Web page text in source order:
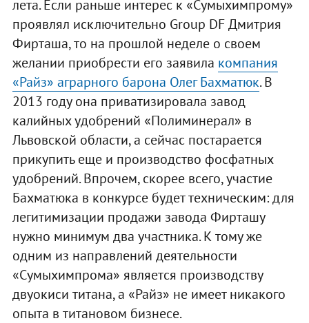
лета. Если раньше интерес к «Сумыхимпрому»
проявлял исключительно Group DF Дмитрия
Фирташа, то на прошлой неделе о своем
желании приобрести его заявила компания
«Райз» аграрного барона Олег Бахматюк. В
2013 году она приватизировала завод
калийных удобрений «Полиминерал» в
Львовской области, а сейчас постарается
прикупить еще и производство фосфатных
удобрений. Впрочем, скорее всего, участие
Бахматюка в конкурсе будет техническим: для
легитимизации продажи завода Фирташу
нужно минимум два участника. К тому же
одним из направлений деятельности
«Сумыхимпрома» является производству
двуокиси титана, а «Райз» не имеет никакого
опыта в титановом бизнесе.